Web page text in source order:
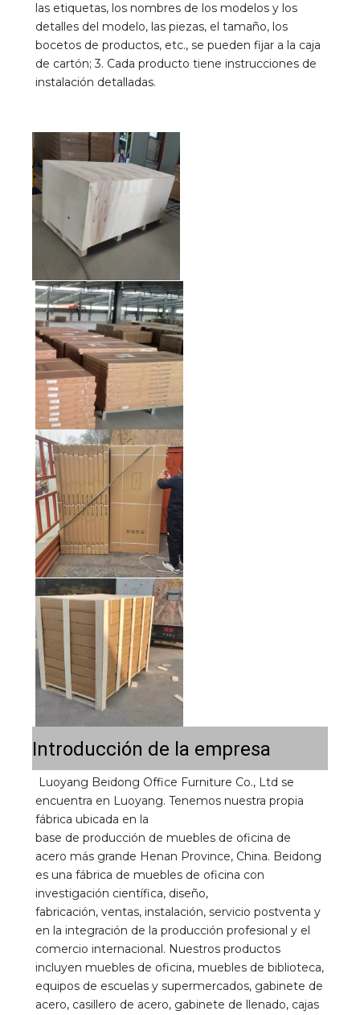
las etiquetas, los nombres de los modelos y los
detalles del modelo, las piezas, el tamaño, los
bocetos de productos, etc., se pueden fijar a la caja
de cartón; 3. Cada producto tiene instrucciones de
instalación detalladas.
Introducción de la empresa
Luoyang Beidong Office Furniture Co., Ltd se
encuentra en Luoyang. Tenemos nuestra propia
fábrica ubicada en la
base de producción de muebles de oficina de
acero más grande Henan Province, China. Beidong
es una fábrica de muebles de oficina con
investigación científica, diseño,
fabricación, ventas, instalación, servicio postventa y
en la integración de la producción profesional y el
comercio internacional. Nuestros productos
incluyen muebles de oficina, muebles de biblioteca,
equipos de escuelas y supermercados, gabinete de
acero, casillero de acero, gabinete de llenado, cajas